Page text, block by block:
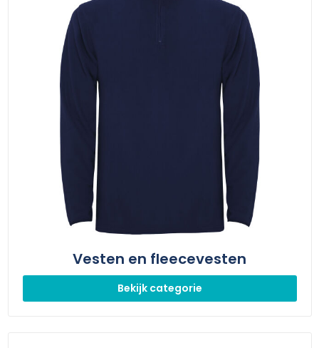
Vesten en fleecevesten
Bekijk categorie